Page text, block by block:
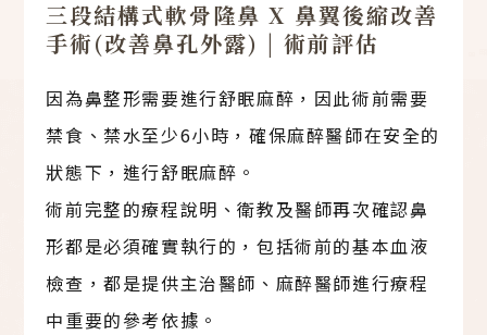
三段結構式軟骨隆鼻 X 鼻翼後縮改善
手術(改善鼻孔外露) | 術前評估
因為鼻整形需要進行舒眠麻醉，因此術前需要
禁食、禁水至少6小時，確保麻醉醫師在安全的
狀態下，進行舒眠麻醉。
術前完整的療程說明、衛教及醫師再次確認鼻
形都是必須確實執行的，包括術前的基本血液
檢查，都是提供主治醫師、麻醉醫師進行療程
中重要的參考依據。